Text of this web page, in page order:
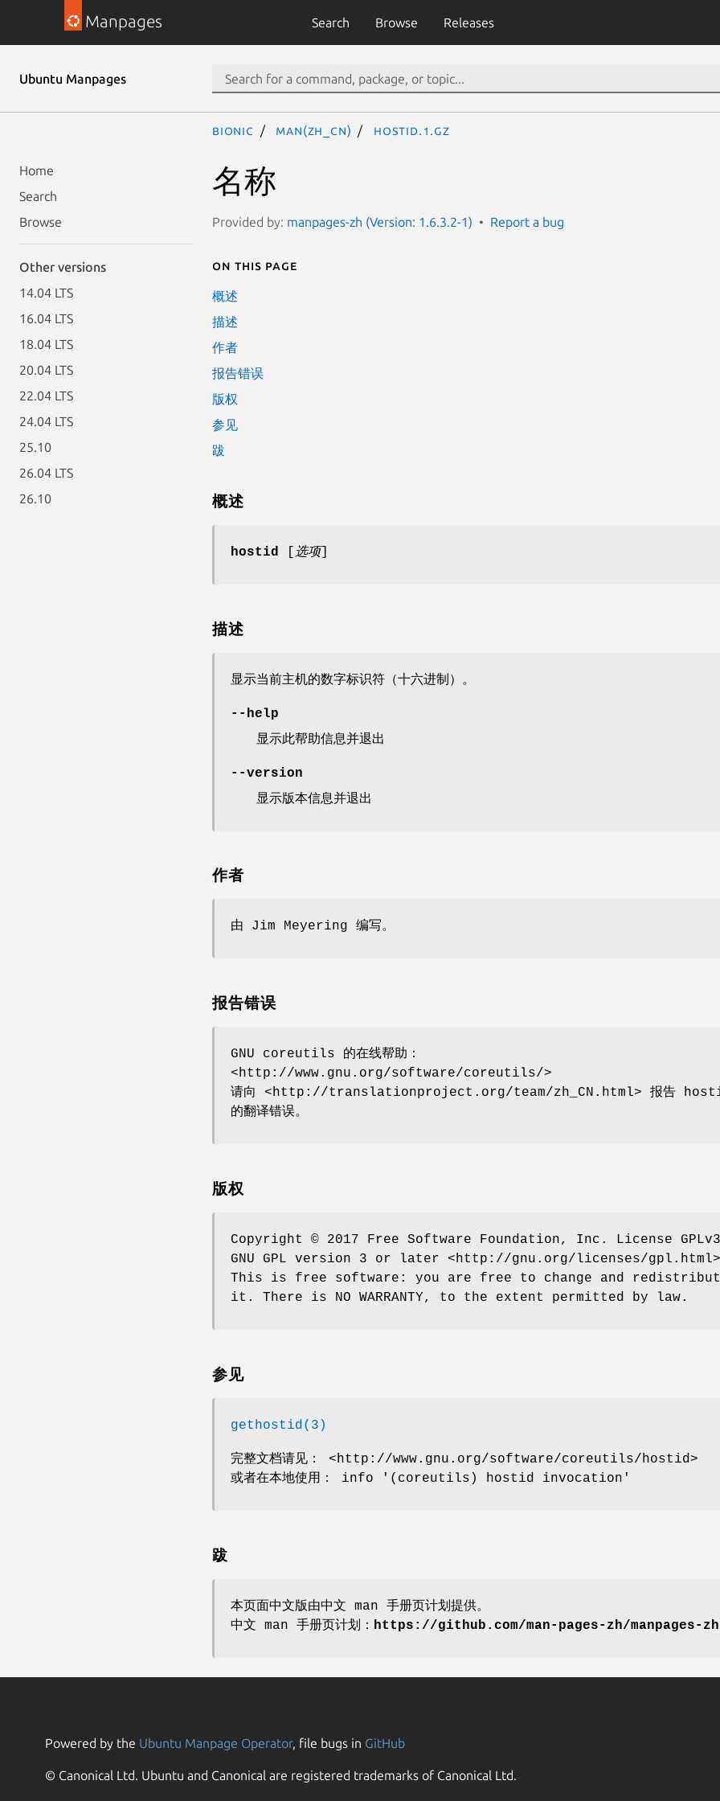
Manpages Search Browse Releases
Ubuntu Manpages
Home
Search
Browse
Other versions
14.04 LTS
16.04 LTS
18.04 LTS
20.04 LTS
22.04 LTS
24.04 LTS
25.10
26.04 LTS
26.10
bionic man(zh_CN) hostid.1.gz
名称
Provided by: manpages-zh (Version: 1.6.3.2-1) Report a bug
On this page
概述
描述
作者
报告错误
版权
参见
跋
概述
hostid 选项
描述
显示当前主机的数字标识符（十六进制）。
--help
显示此帮助信息并退出
--version
显示版本信息并退出
作者
由 Jim Meyering 编写。
报告错误
GNU coreutils 的在线帮助：
<http://www.gnu.org/software/coreutils/>
请向 <http://translationproject.org/team/zh_CN.html> 报告
的翻译错误。
版权
Copyright © 2017 Free Software Foundation, Inc. License
GNU GPL version 3 or later <http://gnu.org/licenses/
This is free software: you are free to change and
it. There is NO WARRANTY, to the extent permitted by law.
参见
gethostid(3)
完整文档请见： <http://www.gnu.org/software/coreutils/hostid>
或者在本地使用： info '(coreutils) hostid invocation'
跋
本页面中文版由中文 man 手册页计划提供。
中文 man 手册页计划： https://github.com/man-pages-zh/manpages-zh
Powered by the Ubuntu Manpage Operator, file bugs in GitHub
© Canonical Ltd. Ubuntu and Canonical are registered trademarks of Canonical Ltd.